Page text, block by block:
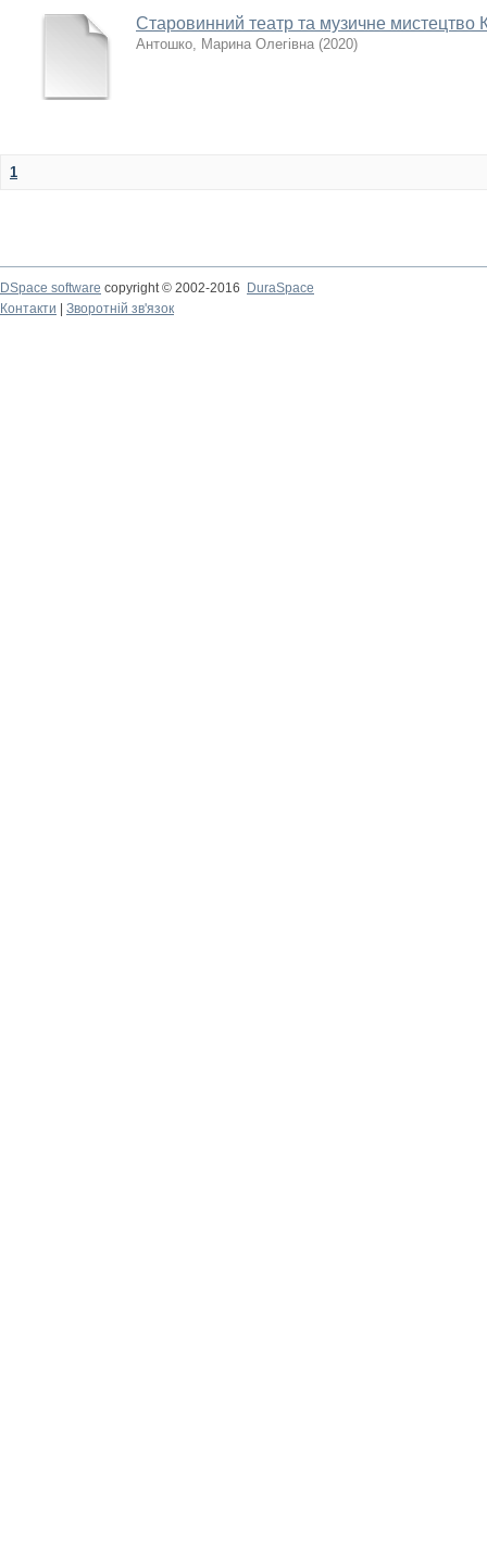
Старовинний театр та музичне мистецтво
Антошко, Марина Олегівна (2020)
1
DSpace software copyright © 2002-2016
DuraSpace
Контакти
Зворотній зв'язок